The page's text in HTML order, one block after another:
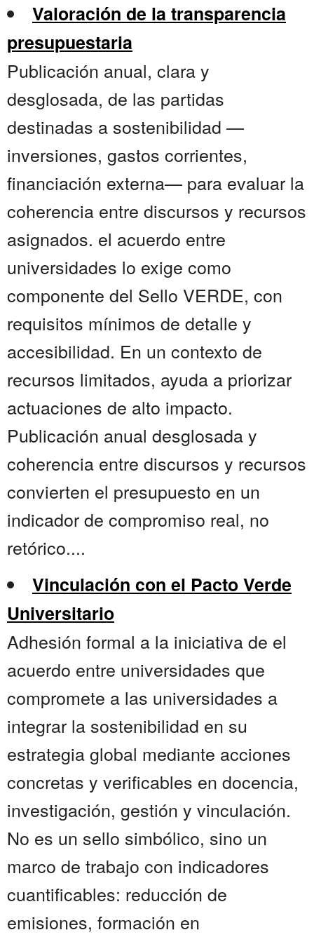
Valoración de la transparencia
presupuestaria
Publicación anual, clara y
desglosada, de las partidas
destinadas a sostenibilidad —
inversiones, gastos corrientes,
financiación externa— para evaluar la
coherencia entre discursos y recursos
asignados. el acuerdo entre
universidades lo exige como
componente del Sello VERDE, con
requisitos mínimos de detalle y
accesibilidad. En un contexto de
recursos limitados, ayuda a priorizar
actuaciones de alto impacto.
Publicación anual desglosada y
coherencia entre discursos y recursos
convierten el presupuesto en un
indicador de compromiso real, no
retórico....
Vinculación con el Pacto Verde
Universitario
Adhesión formal a la iniciativa de el
acuerdo entre universidades que
compromete a las universidades a
integrar la sostenibilidad en su
estrategia global mediante acciones
concretas y verificables en docencia,
investigación, gestión y vinculación.
No es un sello simbólico, sino un
marco de trabajo con indicadores
cuantificables: reducción de
emisiones, formación en